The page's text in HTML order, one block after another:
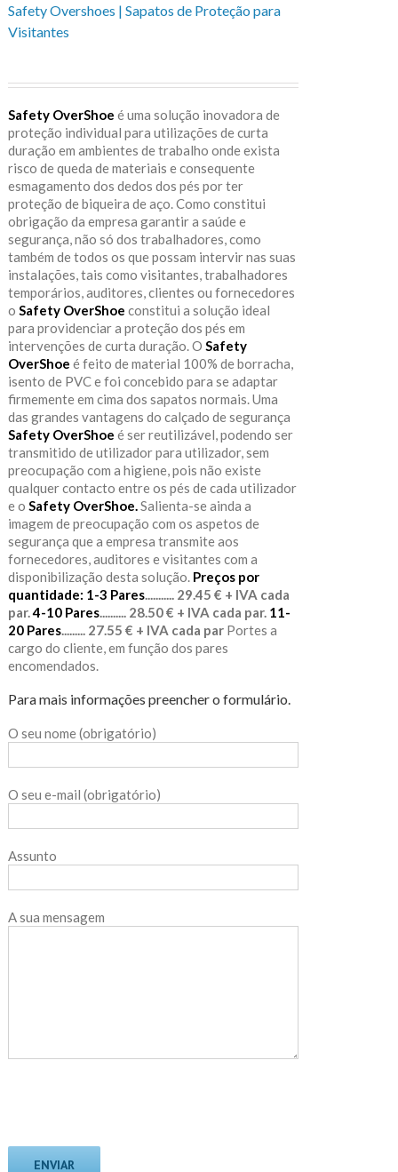
Safety Overshoes | Sapatos de Proteção para
Visitantes
Safety OverShoe é uma solução inovadora de
proteção individual para utilizações de curta
duração em ambientes de trabalho onde exista
risco de queda de materiais e consequente
esmagamento dos dedos dos pés por ter
proteção de biqueira de aço. Como constitui
obrigação da empresa garantir a saúde e
segurança, não só dos trabalhadores, como
também de todos os que possam intervir nas suas
instalações, tais como visitantes, trabalhadores
temporários, auditores, clientes ou fornecedores
o Safety OverShoe constitui a solução ideal
para providenciar a proteção dos pés em
intervenções de curta duração. O Safety
OverShoe é feito de material 100% de borracha,
isento de PVC e foi concebido para se adaptar
firmemente em cima dos sapatos normais. Uma
das grandes vantagens do calçado de segurança
Safety OverShoe é ser reutilizável, podendo ser
transmitido de utilizador para utilizador, sem
preocupação com a higiene, pois não existe
qualquer contacto entre os pés de cada utilizador
e o Safety OverShoe. Salienta-se ainda a
imagem de preocupação com os aspetos de
segurança que a empresa transmite aos
fornecedores, auditores e visitantes com a
disponibilização desta solução. Preços por
quantidade: 1-3 Pares........... 29.45 € + IVA cada
par. 4-10 Pares.......... 28.50 € + IVA cada par. 11-
20 Pares......... 27.55 € + IVA cada parPortes a
cargo do cliente, em função dos pares
encomendados.
Para mais informações preencher o formulário.
O seu nome (obrigatório)
O seu e-mail (obrigatório)
Assunto
A sua mensagem